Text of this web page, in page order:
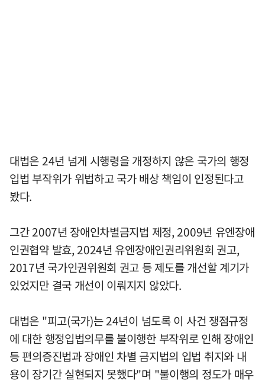
대법은 24년 넘게 시행령을 개정하지 않은 국가의 행정
입법 부작위가 위법하고 국가 배상 책임이 인정된다고
봤다.
그간 2007년 장애인차별금지법 제정, 2009년 유엔장애
인권협약 발효, 2024년 유엔장애인권리위원회 권고,
2017년 국가인권위원회 권고 등 제도를 개선할 계기가
있었지만 결국 개선이 이뤄지지 않았다.
대법은 "피고(국가)는 24년이 넘도록 이 사건 쟁점규정
에 대한 행정입법의무를 불이행한 부작위로 인해 장애인
등 편의증진법과 장애인 차별 금지법의 입법 취지와 내
용이 장기간 실현되지 못했다"며 "불이행의 정도가 매우